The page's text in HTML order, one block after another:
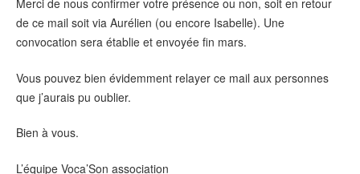
Merci de nous confirmer votre présence ou non, soit en retour
de ce mail soit via Aurélien (ou encore Isabelle). Une
convocation sera établie et envoyée fin mars.
Vous pouvez bien évidemment relayer ce mail aux personnes
que j’aurais pu oublier.
Bien à vous.
L’équipe Voca’Son association